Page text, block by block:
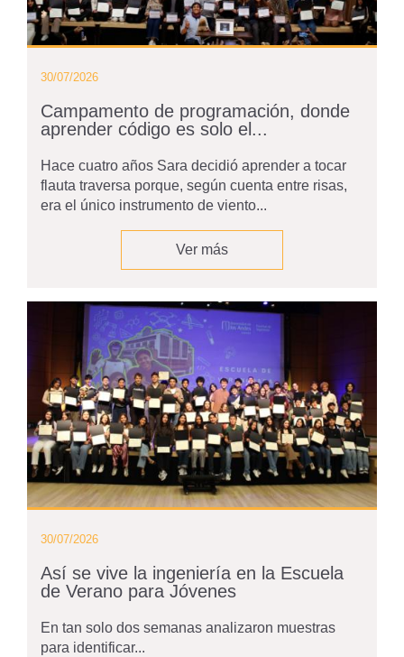
30/07/2026
Campamento de programación, donde
aprender código es solo el...
Hace cuatro años Sara decidió aprender a tocar
flauta traversa porque, según cuenta entre risas,
era el único instrumento de viento...
Ver más
30/07/2026
Así se vive la ingeniería en la Escuela
de Verano para Jóvenes
En tan solo dos semanas analizaron muestras
para identificar...